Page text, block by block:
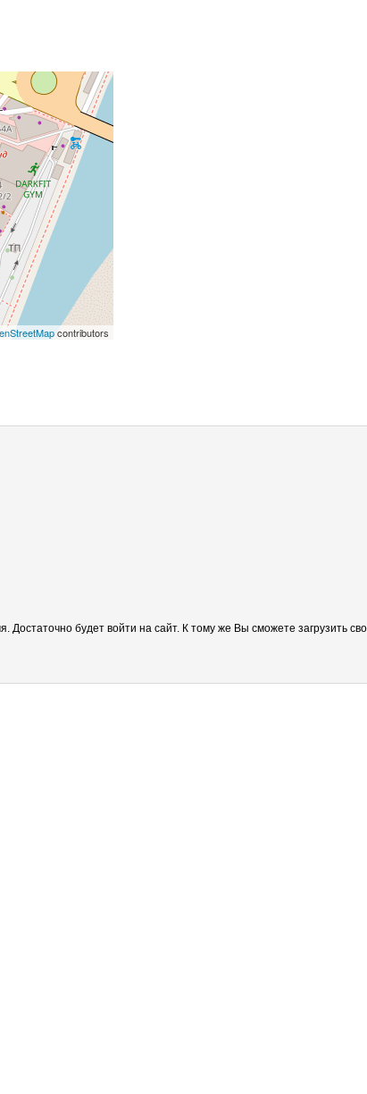
contributors
Достаточно будет войти на сайт. К тому же Вы сможете загрузить